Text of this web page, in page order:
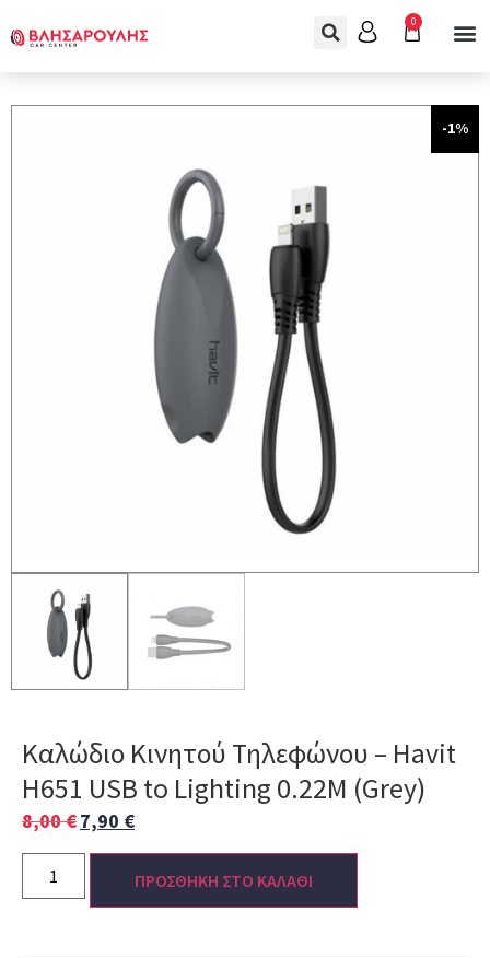
0
-1%
Καλώδιο Κινητού Τηλεφώνου – Havit
H651 USB to Lighting 0.22M (Grey)
8,00€7,90 €
ΠΡΟΣΘΗΚΗ ΣΤΟ ΚΑΛΑΘΙ